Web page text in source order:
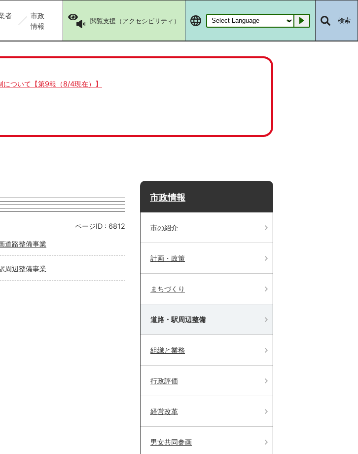
者
市政
情報
閲覧支援（アクセシビリティ） Go 検索
ついて【第9報（8/4現在）】
ページID : 6812
道路整備事業
周辺整備事業
市政情報
市の紹介
計画・政策
まちづくり
道路・駅周辺整備
組織と業務
行政評価
経営改革
男女共同参画